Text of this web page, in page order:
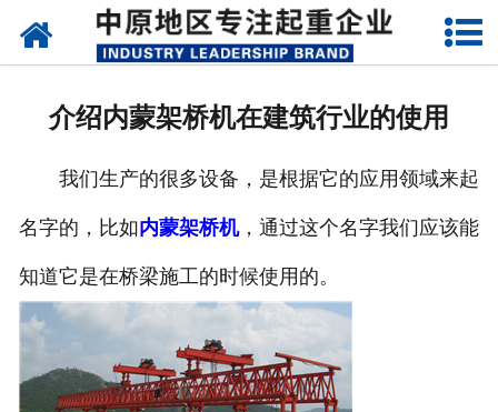
网站首页
企业视频
成功案例
介绍内蒙架桥机在建筑行业的使用
我们生产的很多设备，是根据它的应用领域来起
名字的，比如内蒙架桥机，通过这个名字我们应该能
知道它是在桥梁施工的时候使用的。